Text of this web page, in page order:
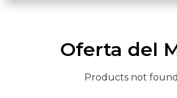
Oferta del
Products not found